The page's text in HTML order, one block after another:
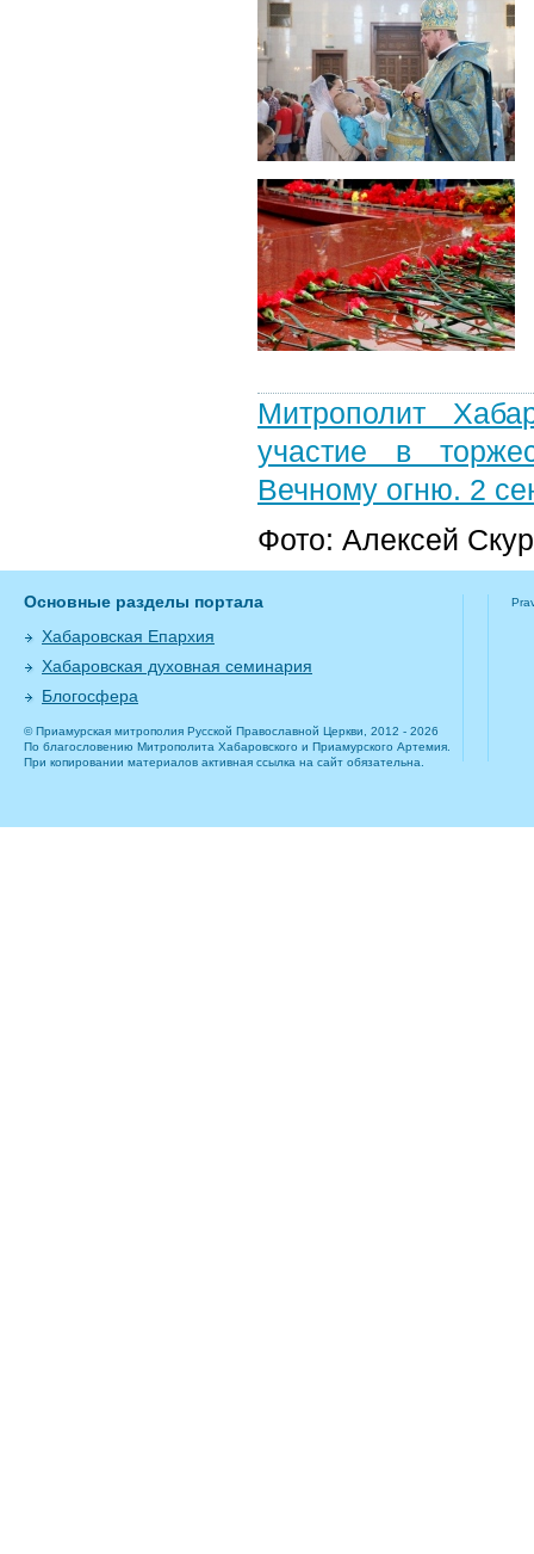
Митрополит
участие в
Вечному огню. 2
Фото: Алексей
Основные разделы портала
Хабаровская Епархия
Хабаровская духовная семинария
Блогосфера
© Приамурская митрополия Русской Православной Церкви, 2012 - 2026
По благословению Митрополита Хабаровского и Приамурского Артемия.
При копировании материалов активная ссылка на сайт обязательна.